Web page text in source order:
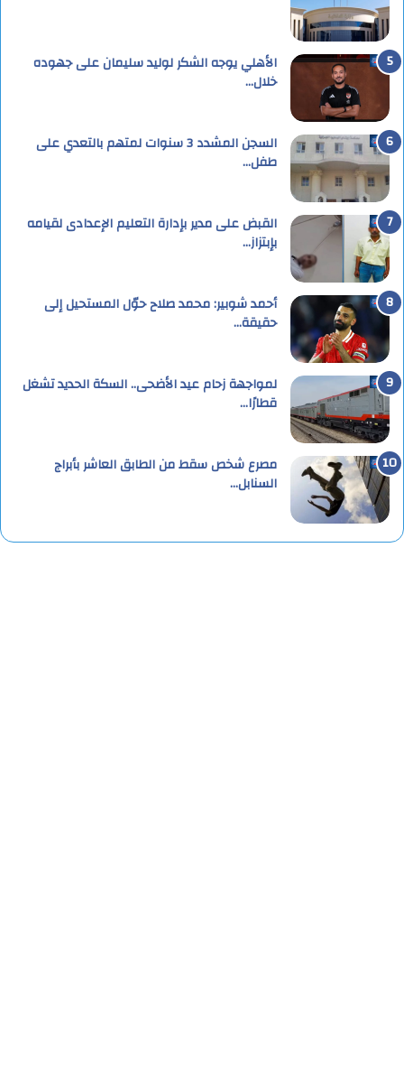
الأهلي يوجه الشكر لوليد سليمان على جهوده
خلال…
السجن المشدد 3 سنوات لمتهم بالتعدي على
طفل…
القبض على مدير بإدارة التعليم الإعدادى لقيامه
بإبتزاز…
أحمد شوبير: محمد صلاح حوّل المستحيل إلى
حقيقة…
لمواجهة زحام عيد الأضحى.. السكة الحديد تشغل
قطارًا…
مصرع شخص سقط من الطابق العاشر بأبراج
السنابل…